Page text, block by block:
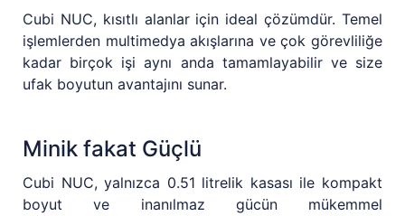
Cubi NUC, kısıtlı alanlar için ideal çözümdür. Temel
işlemlerden multimedya akışlarına ve çok görevliliğe
kadar birçok işi aynı anda tamamlayabilir ve size
ufak boyutun avantajını sunar.
Minik fakat Güçlü
Cubi NUC, yalnızca 0.51 litrelik kasası ile kompakt
boyut ve inanılmaz gücün mükemmel